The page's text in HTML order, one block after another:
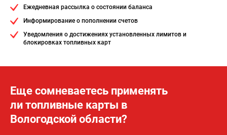
Ежедневная рассылка о состоянии баланса
Информирование о пополнении счетов
Уведомления о достижениях установленных лимитов и
блокировках топливных карт
Еще сомневаетесь применять
ли топливные карты в
Вологодской области?